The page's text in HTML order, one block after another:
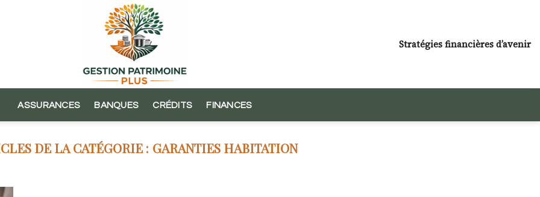
Stratégies financières d’avenir
ASSURANCES BANQUES CRÉDITS FINANCES
GARANTIES HABITATION